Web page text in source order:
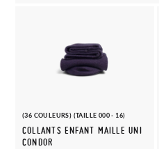
(36 COULEURS) (TAILLE 000 - 16)
COLLANTS ENFANT MAILLE UNI
CONDOR